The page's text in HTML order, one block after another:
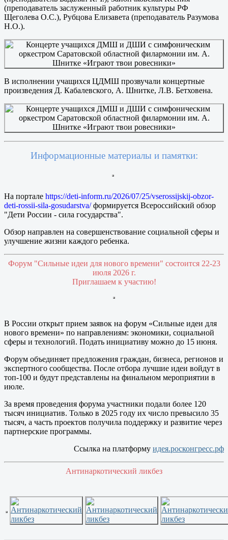
(преподаватель заслуженный работник культуры РФ
Щеголева О.С.), Рубцова Елизавета (преподаватель Разумова
Н.О.).
В исполнении учащихся ЦДМШ прозвучали концертные
произведения Д. Кабалевского, А. Шнитке, Л.В. Бетховена.
Информационные материалы и памятки:
На портале https://deti-inform.ru/2026/07/25/vserossijskij-obzor-
deti-rossii-sila-gosudarstva/формируется Всероссийский обзор
"Дети России - сила государства".
Обзор направлен на совершенствование социальной сферы и
улучшение жизни каждого ребенка.
Форум "Сильные идеи для нового времени" состоится 22-23
июля 2026 г.
Приглашаем к участию!
В России открыт прием заявок на форум «Сильные идеи для
нового времени» по направлениям: экономики, социальной
сферы и технологий. Подать инициативу можно до 15 июня.
Форум объединяет предложения граждан, бизнеса, регионов и
экспертного сообщества. После отбора лучшие идеи войдут в
топ-100 и будут представлены на финальном мероприятии в
июле.
За время проведения форума участники подали более 120
тысяч инициатив. Только в 2025 году их число превысило 35
тысяч, а часть проектов получила поддержку и развитие через
партнерские программы.
Ссылка на платформу идея.росконгресс.рф
Антинаркотический ликбез